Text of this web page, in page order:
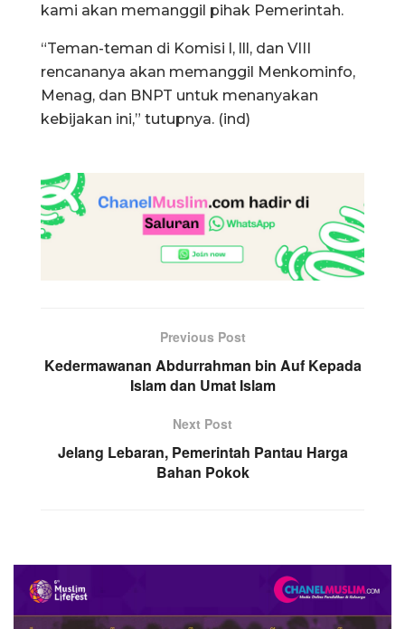
kami akan memanggil pihak Pemerintah.
“Teman-teman di Komisi l, lll, dan VIII
rencananya akan memanggil Menkominfo,
Menag, dan BNPT untuk menanyakan
kebijakan ini,” tutupnya. (ind)
Previous Post
Kedermawanan Abdurrahman bin Auf Kepada
Islam dan Umat Islam
Next Post
Jelang Lebaran, Pemerintah Pantau Harga
Bahan Pokok